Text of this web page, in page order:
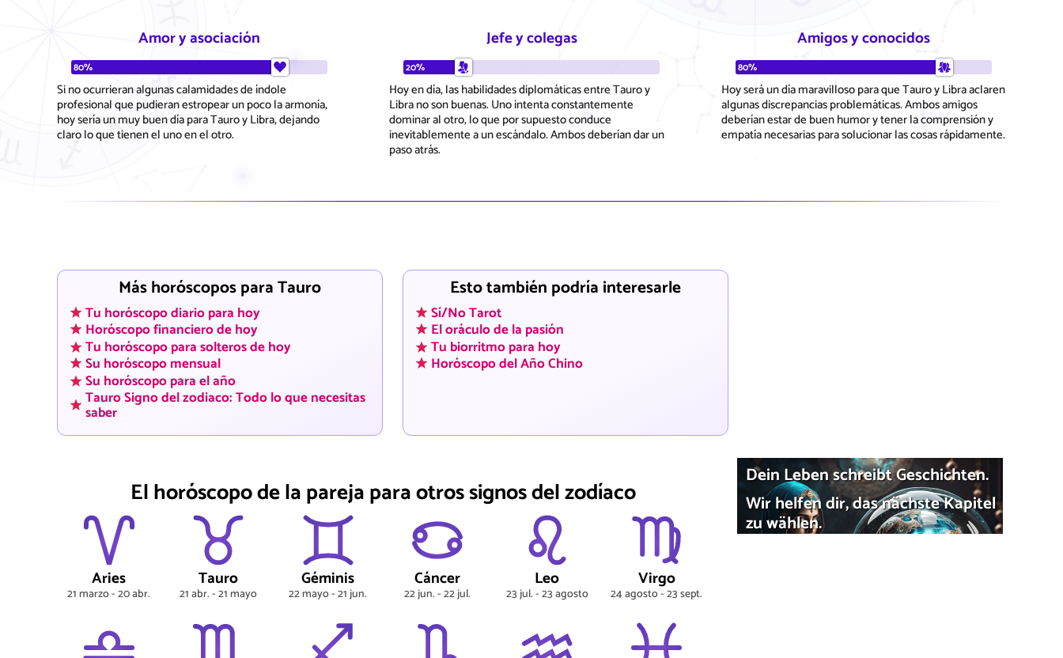
Amor y asociación
80%
Si no ocurrieran algunas calamidades de índole
profesional que pudieran estropear un poco la armonía,
hoy sería un muy buen día para Tauro y Libra, dejando
claro lo que tienen el uno en el otro.
Jefe y colegas
20%
Hoy en día, las habilidades diplomáticas entre Tauro y
Libra no son buenas. Uno intenta constantemente
dominar al otro, lo que por supuesto conduce
inevitablemente a un escándalo. Ambos deberían dar un
paso atrás.
Amigos y conocidos
80%
Hoy será un día maravilloso para que Tauro y Libra aclaren
algunas discrepancias problemáticas. Ambos amigos
deberían estar de buen humor y tener la comprensión y
empatía necesarias para solucionar las cosas rápidamente.
Más horóscopos para Tauro
Tu horóscopo diario para hoy
Horóscopo financiero de hoy
Tu horóscopo para solteros de hoy
Su horóscopo mensual
Su horóscopo para el año
Tauro Signo del zodiaco: Todo lo que necesitas
saber
Esto también podría interesarle
Sí/No Tarot
El oráculo de la pasión
Tu biorritmo para hoy
Horóscopo del Año Chino
El horóscopo de la pareja para otros signos del zodíaco
Aries
21 marzo - 20 abr.
Tauro
21 abr. - 21 mayo
Géminis
22 mayo - 21 jun.
Cáncer
22 jun. - 22 jul.
Leo
23 jul. - 23 agosto
Virgo
24 agosto - 23 sept.
Dein Leben schreibt Geschichten.
Wir helfen dir, das nächste Kapitel
zu wählen.